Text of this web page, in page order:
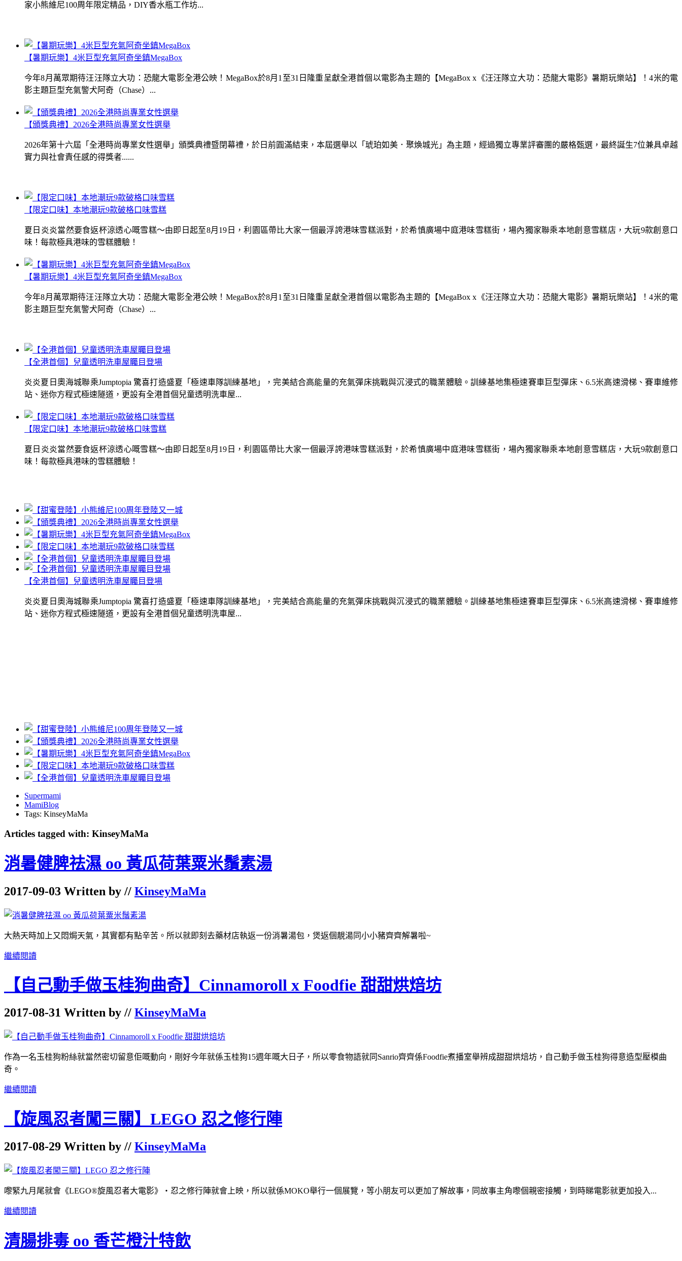
【暑期玩樂】4米巨型充氣阿奇坐鎮MegaBox
今年8月萬眾期待汪汪隊立大功：恐龍大電影全港公映！MegaBox於8月1至31日隆重呈獻全港首個以電影為主題的【MegaBox x《汪汪隊立大功：恐龍大電影》暑期玩樂站】！4米的電
影主題巨型充氣警犬阿奇（Chase）...
【限定口味】本地潮玩9款破格口味雪糕
夏日炎炎當然要食返杯涼透心嘅雪糕～由即日起至8月19日，利園區帶比大家一個最浮誇港味雪糕派對，於希慎廣場中庭港味雪糕街，場內獨家聯乘本地創意雪糕店，大玩9款創意口
味！每款極具港味的雪糕體驗！
【全港首個】兒童透明洗車屋矚目登場
炎炎夏日奧海城聯乘Jumptopia 驚喜打造盛夏「極速車隊訓練基地」，完美結合高能量的充氣彈床挑戰與沉浸式的職業體驗。訓練基地集極速賽車巨型彈床、6.5米高速滑梯、賽車維修
站、迷你方程式極速隧道，更設有全港首個兒童透明洗車屋...
家小熊維尼100周年限定精品，DIY香水瓶工作坊...
【頒獎典禮】2026全港時尚專業女性選舉
2026年第十六屆「全港時尚專業女性選舉」頒獎典禮暨閉幕禮，於日前圓滿結束，本屆選舉以「琥珀如美．聚煥城光」為主題，經過獨立專業評審團的嚴格甄選，最終誕生7位兼具卓越
實力與社會責任感的得獎者......
【暑期玩樂】4米巨型充氣阿奇坐鎮MegaBox
今年8月萬眾期待汪汪隊立大功：恐龍大電影全港公映！MegaBox於8月1至31日隆重呈獻全港首個以電影為主題的【MegaBox x《汪汪隊立大功：恐龍大電影》暑期玩樂站】！4米的電
影主題巨型充氣警犬阿奇（Chase）...
【限定口味】本地潮玩9款破格口味雪糕
夏日炎炎當然要食返杯涼透心嘅雪糕～由即日起至8月19日，利園區帶比大家一個最浮誇港味雪糕派對，於希慎廣場中庭港味雪糕街，場內獨家聯乘本地創意雪糕店，大玩9款創意口
味！每款極具港味的雪糕體驗！
【全港首個】兒童透明洗車屋矚目登場
炎炎夏日奧海城聯乘Jumptopia 驚喜打造盛夏「極速車隊訓練基地」，完美結合高能量的充氣彈床挑戰與沉浸式的職業體驗。訓練基地集極速賽車巨型彈床、6.5米高速滑梯、賽車維修
站、迷你方程式極速隧道，更設有全港首個兒童透明洗車屋...
Supermami
MamiBlog
Tags: KinseyMaMa
Articles tagged with: KinseyMaMa
消暑健脾祛濕 oo 黃瓜荷葉粟米鬚素湯
2017-09-03 Written by // KinseyMaMa
大熱天時加上又悶焗天氣，其實都有點辛苦。所以就即刻去藥材店執返一份消暑湯包，煲返個靚湯同小小豬齊齊解暑啦~
繼續閱讀
【自己動手做玉桂狗曲奇】Cinnamoroll x Foodfie 甜甜烘焙坊
2017-08-31 Written by // KinseyMaMa
作為一名玉桂狗粉絲就當然密切留意佢嘅動向，剛好今年就係玉桂狗15週年嘅大日子，所以零食物語就同Sanrio齊齊係Foodfie煮播室舉辨成甜甜烘焙坊，自己動手做玉桂狗得意造型壓模曲
奇。
繼續閱讀
【旋風忍者闖三關】LEGO 忍之修行陣
2017-08-29 Written by // KinseyMaMa
嚟緊九月尾就會《LEGO®旋風忍者大電影》‧忍之修行陣就會上映，所以就係MOKO舉行一個展覽，等小朋友可以更加了解故事，同故事主角嚟個親密接觸，到時睇電影就更加投入...
繼續閱讀
清腸排毒 oo 香芒橙汁特飲